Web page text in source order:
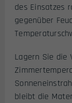
des Einsatzes
gegenüber
Lagern Sie die
bleibt die